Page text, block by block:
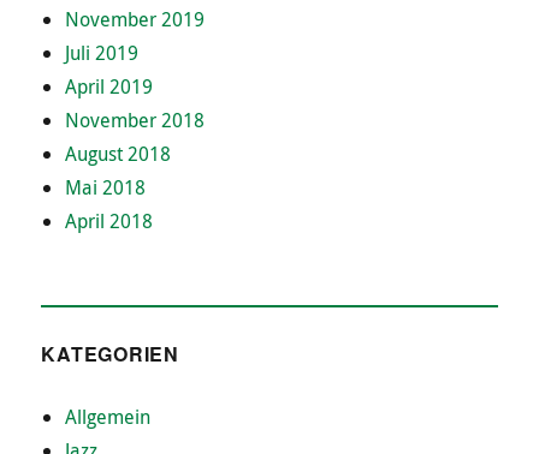
November 2019
Juli 2019
April 2019
November 2018
August 2018
Mai 2018
April 2018
KATEGORIEN
Allgemein